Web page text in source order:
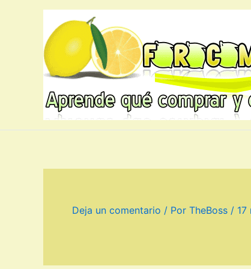
Deja un comentario / Por TheBoss /